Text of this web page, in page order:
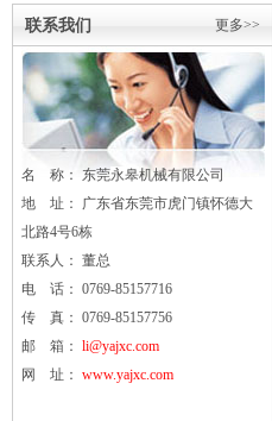
更多>>
联系我们
名 称： 东莞永皋机械有限公司
地 址： 广东省东莞市虎门镇怀德大
北路4号6栋
联系人： 董总
电 话： 0769-85157716
传 真： 0769-85157756
邮 箱： li@yajxc.com
网 址： www.yajxc.com